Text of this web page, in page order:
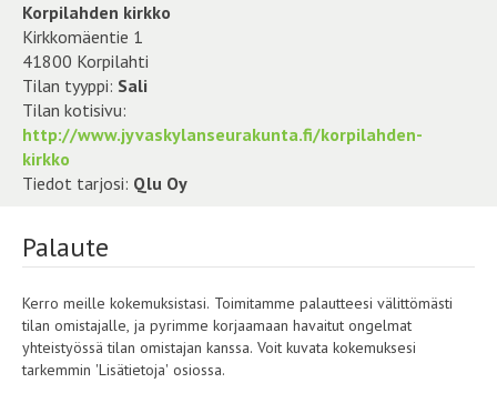
Korpilahden kirkko
Kirkkomäentie 1
41800 Korpilahti
Tilan tyyppi: Sali
Tilan kotisivu:
http://www.jyvaskylanseurakunta.fi/korpilahden-
kirkko
Tiedot tarjosi: Qlu Oy
Palaute
Kerro meille kokemuksistasi. Toimitamme palautteesi välittömästi
tilan omistajalle, ja pyrimme korjaamaan havaitut ongelmat
yhteistyössä tilan omistajan kanssa. Voit kuvata kokemuksesi
tarkemmin 'Lisätietoja' osiossa.